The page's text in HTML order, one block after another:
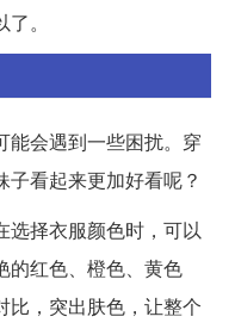
。
能会遇到一些困扰。穿
看起来更加好看呢？
选择衣服颜色时，可以
的红色、橙色、黄色
比，突出肤色，让整个